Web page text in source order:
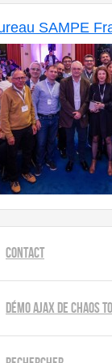
SAMPE
Contact
Démo AJAX de Chaos